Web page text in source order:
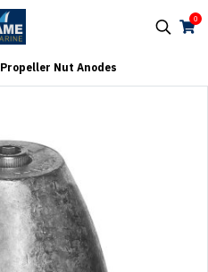
0
Propeller Nut Anodes